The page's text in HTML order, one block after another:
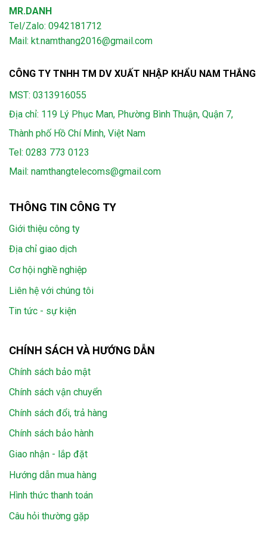
MR.DANH
Tel/Zalo: 0942181712
Mail: kt.namthang2016@gmail.com
CÔNG TY TNHH TM DV XUẤT NHẬP KHẨU NAM THẮNG
MST: 0313916055
Địa chỉ: 119 Lý Phục Man, Phường Bình Thuận, Quận 7,
Thành phố Hồ Chí Minh, Việt Nam
Tel: 0283 773 0123
Mail: namthangtelecoms@gmail.com
THÔNG TIN CÔNG TY
Giới thiệu công ty
Địa chỉ giao dịch
Cơ hội nghề nghiệp
Liên hệ với chúng tôi
Tin tức - sự kiện
CHÍNH SÁCH VÀ HƯỚNG DẪN
Chính sách bảo mật
Chính sách vận chuyển
Chính sách đổi, trả hàng
Chính sách bảo hành
Giao nhận - lắp đặt
Hướng dẫn mua hàng
Hình thức thanh toán
Câu hỏi thường gặp